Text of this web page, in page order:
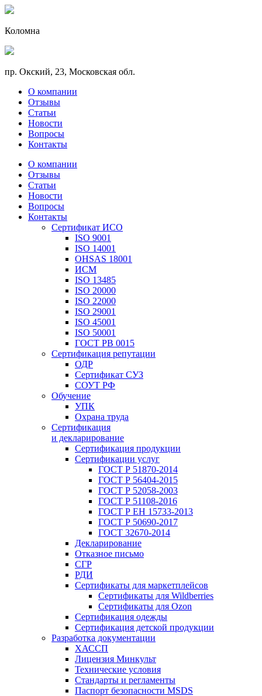
Коломна
пр. Окский, 23, Московская обл.
О компании
Отзывы
Статьи
Новости
Вопросы
Контакты
О компании
Отзывы
Статьи
Новости
Вопросы
Контакты
Сертификат ИСО
ISO 9001
ISO 14001
OHSAS 18001
ИСМ
ISO 13485
ISO 20000
ISO 22000
ISO 29001
ISO 45001
ISO 50001
ГОСТ РВ 0015
Сертификация репутации
ОДР
Сертификат СУЗ
СОУТ РФ
Обучение
УПК
Охрана труда
Сертификация
и декларирование
Сертификация продукции
Сертификации услуг
ГОСТ Р 51870-2014
ГОСТ Р 56404-2015
ГОСТ Р 52058-2003
ГОСТ Р 51108-2016
ГОСТ Р ЕН 15733-2013
ГОСТ Р 50690-2017
ГОСТ 32670-2014
Декларирование
Отказное письмо
СГР
РДИ
Сертификаты для маркетплейсов
Сертификаты для Wildberries
Сертификаты для Ozon
Сертификация одежды
Сертификация детской продукции
Разработка документации
ХАССП
Лицензия Минкульт
Технические условия
Стандарты и регламенты
Паспорт безопасности MSDS